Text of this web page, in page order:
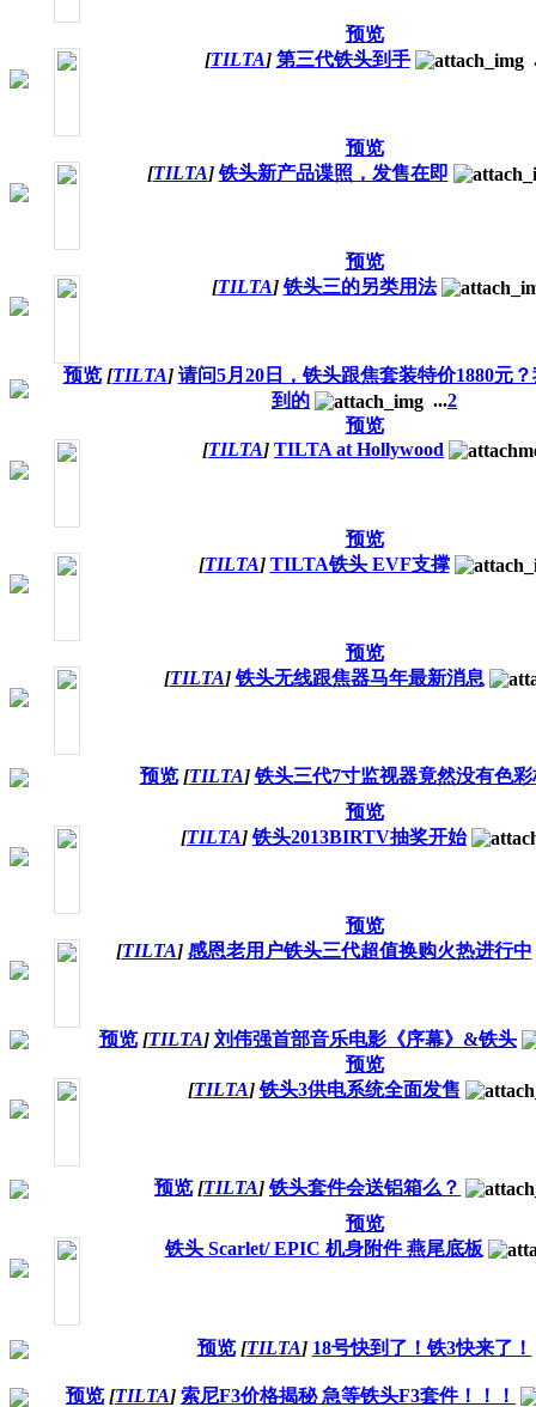
预览
[TILTA] 第三代铁头到手
预览
[TILTA] 铁头新产品谍照，发售在即
预览
[TILTA] 铁头三的另类用法
预览 [TILTA] 请问5月20日，铁头跟焦套装特价1880元
到的
...2
预览
[TILTA] TILTA at Hollywood
预览
[TILTA] TILTA铁头 EVF支撑
预览
[TILTA] 铁头无线跟焦器马年最新消息
预览 [TILTA] 铁头三代7寸监视器竟然没有色
预览
[TILTA] 铁头2013BIRTV抽奖开始
预览
[TILTA] 感恩老用户铁头三代超值换购火热进行中
预览 [TILTA] 刘伟强首部音乐电影《序幕》&铁头
预览
[TILTA] 铁头3供电系统全面发售
预览 [TILTA] 铁头套件会送铝箱么？
预览
铁头 Scarlet/ EPIC 机身附件 燕尾底板
预览 [TILTA] 18号快到了！铁3快来了！
预览 [TILTA] 索尼F3价格揭秘 急等铁头F3套件！！！